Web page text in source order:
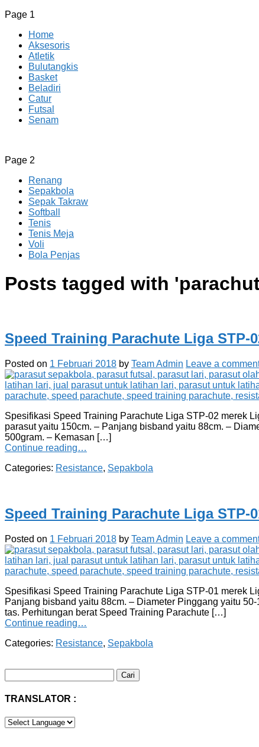
Page 1
Home
Aksesoris
Atletik
Bulutangkis
Basket
Beladiri
Catur
Futsal
Senam
CV JAYA BERSAMA Co Id
Menyediakan Semua Perlengkapan Olahraga Yang
Page 2
Renang
Sepakbola
Sepak Takraw
Softball
Tenis
Tenis Meja
Voli
Bola Penjas
Posts tagged with '
Speed Training Parachute Liga STP-
Posted on 1 Februari 2018 by Team Admin Leave a
Spesifikasi Speed Training Parachute Liga STP-02 merek
parasut yaitu 150cm. – Panjang bisband yaitu 88cm. –
500gram. – Kemasan […]
Continue reading…
Categories: Resistance, Sepakbola
Speed Training Parachute Liga STP-
Posted on 1 Februari 2018 by Team Admin Leave a
Spesifikasi Speed Training Parachute Liga STP-01 merek
Panjang bisband yaitu 88cm. – Diameter Pinggang yaitu
tas. Perhitungan berat Speed Training Parachute […]
Continue reading…
Categories: Resistance, Sepakbola
untuk:
TRANSLATOR :